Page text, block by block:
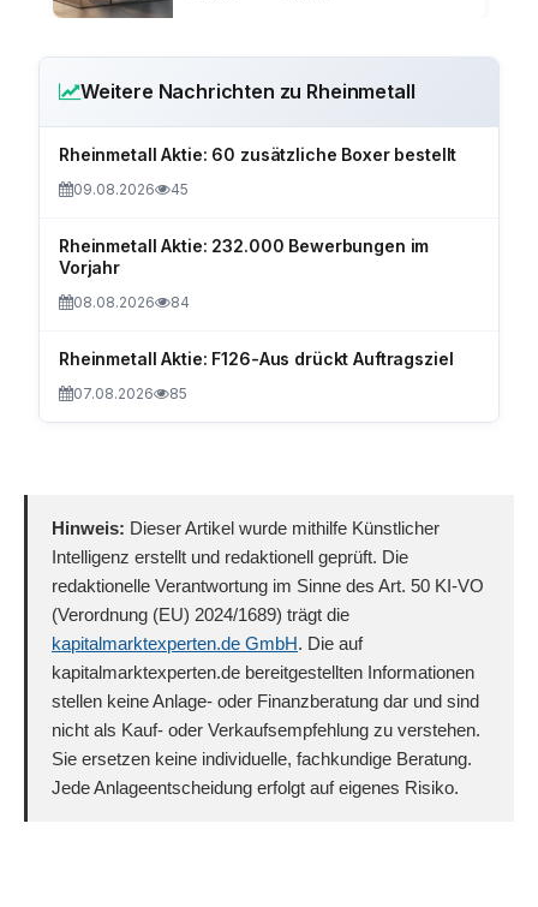
Weitere Nachrichten zu Rheinmetall
Rheinmetall Aktie: 60 zusätzliche Boxer bestellt
09.08.2026 45
Rheinmetall Aktie: 232.000 Bewerbungen im
Vorjahr
08.08.2026 84
Rheinmetall Aktie: F126-Aus drückt Auftragsziel
07.08.2026 85
Hinweis: Dieser Artikel wurde mithilfe Künstlicher
Intelligenz erstellt und redaktionell geprüft. Die
redaktionelle Verantwortung im Sinne des Art. 50 KI-VO
(Verordnung (EU) 2024/1689) trägt die
kapitalmarktexperten.de GmbH. Die auf
kapitalmarktexperten.de bereitgestellten Informationen
stellen keine Anlage- oder Finanzberatung dar und sind
nicht als Kauf- oder Verkaufsempfehlung zu verstehen.
Sie ersetzen keine individuelle, fachkundige Beratung.
Jede Anlageentscheidung erfolgt auf eigenes Risiko.